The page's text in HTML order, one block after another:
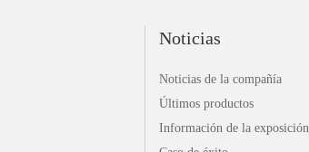
Noticias
Noticias de la compañía
Últimos productos
Información de la exposición